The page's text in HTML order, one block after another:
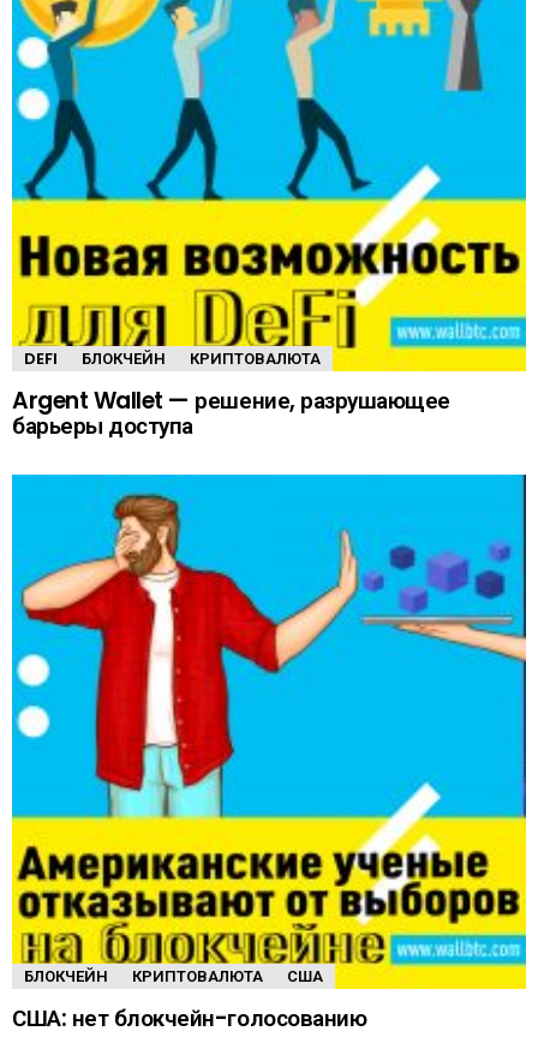
DEFI БЛОКЧЕЙН КРИПТОВАЛЮТА
Argent Wallet — решение, разрушающее
барьеры доступа
БЛОКЧЕЙН КРИПТОВАЛЮТА США
США: нет блокчейн-голосованию